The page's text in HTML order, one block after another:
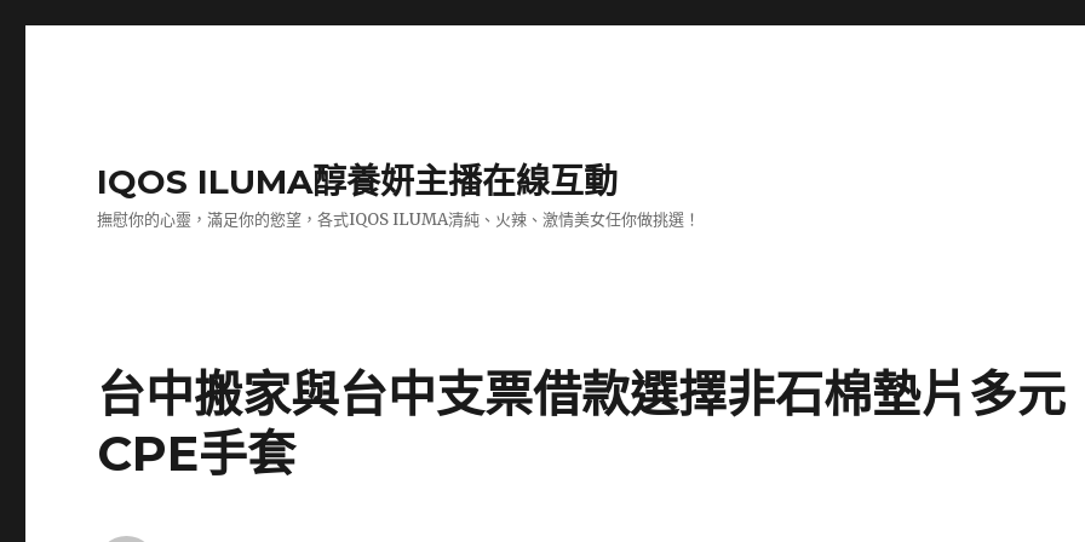
IQOS ILUMA醇養妍主播在線互動
撫慰你的心靈，滿足你的慾望，各式IQOS ILUMA清純、火辣、激情美女任你做挑選！
台中搬家與台中支票借款選擇非石棉墊片多元
CPE手套